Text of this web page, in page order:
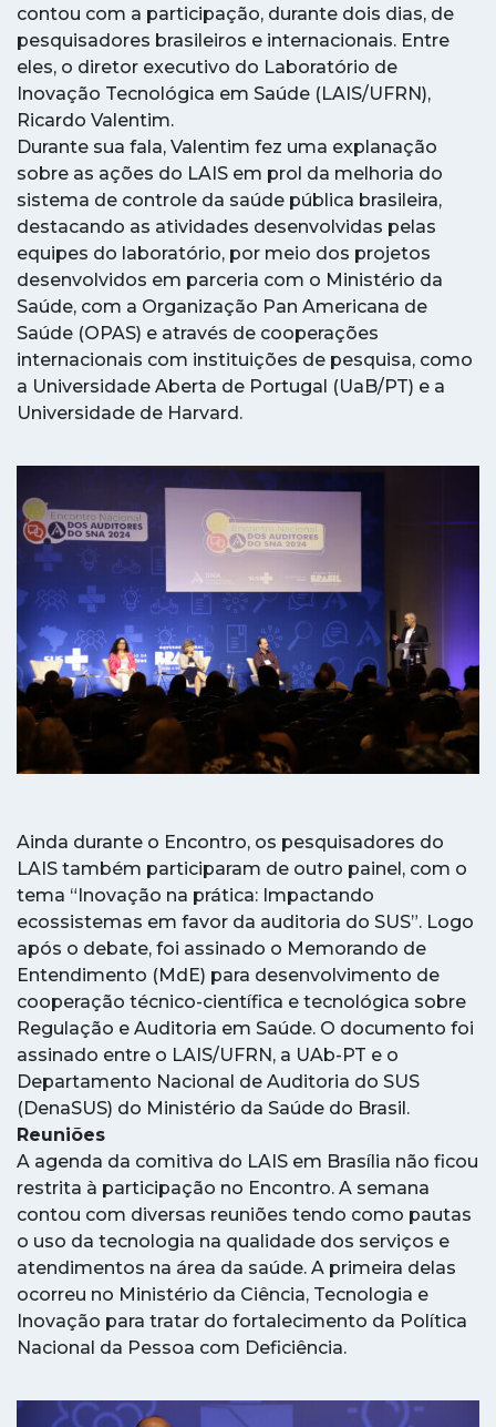
contou com a participação, durante dois dias, de
pesquisadores brasileiros e internacionais. Entre
eles, o diretor executivo do Laboratório de
Inovação Tecnológica em Saúde (LAIS/UFRN),
Ricardo Valentim.
Durante sua fala, Valentim fez uma explanação
sobre as ações do LAIS em prol da melhoria do
sistema de controle da saúde pública brasileira,
destacando as atividades desenvolvidas pelas
equipes do laboratório, por meio dos projetos
desenvolvidos em parceria com o Ministério da
Saúde, com a Organização Pan Americana de
Saúde (OPAS) e através de cooperações
internacionais com instituições de pesquisa, como
a Universidade Aberta de Portugal (UaB/PT) e a
Universidade de Harvard.
Ainda durante o Encontro, os pesquisadores do
LAIS também participaram de outro painel, com o
tema “Inovação na prática: Impactando
ecossistemas em favor da auditoria do SUS”. Logo
após o debate, foi assinado o Memorando de
Entendimento (MdE) para desenvolvimento de
cooperação técnico-científica e tecnológica sobre
Regulação e Auditoria em Saúde. O documento foi
assinado entre o LAIS/UFRN, a UAb-PT e o
Departamento Nacional de Auditoria do SUS
(DenaSUS) do Ministério da Saúde do Brasil.
Reuniões
A agenda da comitiva do LAIS em Brasília não ficou
restrita à participação no Encontro. A semana
contou com diversas reuniões tendo como pautas
o uso da tecnologia na qualidade dos serviços e
atendimentos na área da saúde. A primeira delas
ocorreu no Ministério da Ciência, Tecnologia e
Inovação para tratar do fortalecimento da Política
Nacional da Pessoa com Deficiência.